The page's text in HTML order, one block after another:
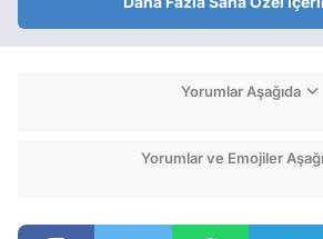
Yorumlar Aşağıda
Yorumlar ve Emojiler